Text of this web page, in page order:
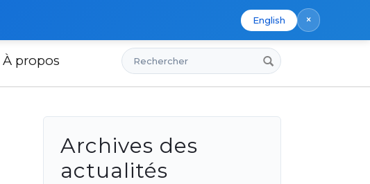
English ×
À propos Rechercher
Archives des
actualités